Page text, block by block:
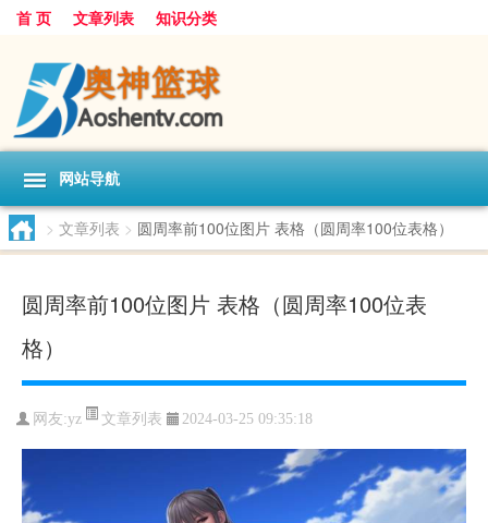
首 页 文章列表 知识分类
网站导航
> 文章列表 > 圆周率前100位图片 表格（圆周率100位表格）
圆周率前100位图片 表格（圆周率100位表
格）
网友:yz 文章列表 2024-03-25 09:35:18